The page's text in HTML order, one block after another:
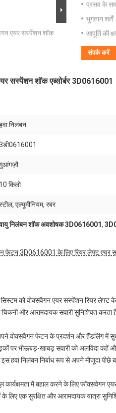
एयर सस्पेंशन शॉक
प्रसव के
भुगतान शर्तें:
आपूर्ति की
संपर्क करें
सस्पेंशन शॉक एब्सोर्बर 3D0616001
निलंबन
10 किलो
एल्यूमीनियम, रबर
निलंबन शॉक अवशोषक 3D0616001,
फेटन 3D0616001 के लिए रियर लेफ्ट एयर
को वोक्सवैगन एयर सस्पेंशन रियर लेफ्ट
चिकनी और आरामदायक सवारी सुनिश्चित
वोक्सवैगन फेटन के प्रदर्शन और हैंडलिंग में
पर भीऊबड़-खाबड़ सवारी को अलविदा कहें
हवा निलंबन निर्बाध रूप से अपने मौजूदा
में बहाल करने के लिए फॉक्सवेगन
एक सुरक्षित और आरामदायक यात्रा